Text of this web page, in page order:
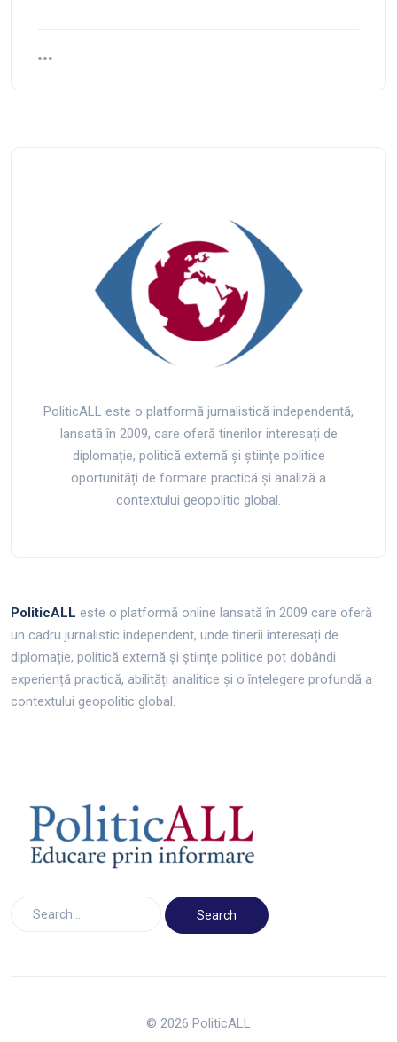
PoliticALL este o platformă jurnalistică independentă,
lansată în 2009, care oferă tinerilor interesați de
diplomație, politică externă și științe politice
oportunități de formare practică și analiză a
contextului geopolitic global.
PoliticALL este o platformă online lansată în 2009 care oferă
un cadru jurnalistic independent, unde tinerii interesați de
diplomație, politică externă și științe politice pot dobândi
experiență practică, abilități analitice și o înțelegere profundă a
contextului geopolitic global.
© 2026 PoliticALL